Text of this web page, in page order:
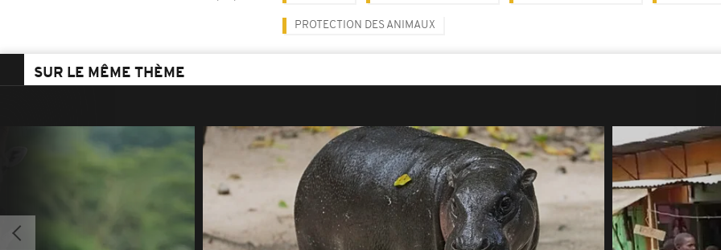
PROTECTION DES ANIMAUX
SUR LE MÊME THÈME